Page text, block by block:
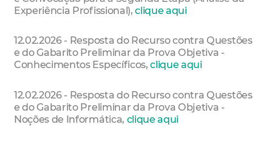
Experiência Profissional),clique aqui
12.02.2026 - Resposta do Recurso contra Questões
e do Gabarito Preliminar da Prova Objetiva -
Conhecimentos Específicos,clique aqui
12.02.2026 - Resposta do Recurso contra Questões
e do Gabarito Preliminar da Prova Objetiva -
Noções de Informática, clique aqui